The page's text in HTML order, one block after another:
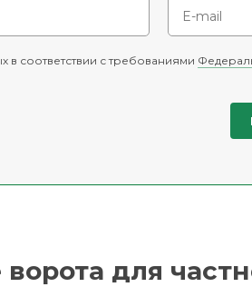
соответствии с требованиями
для